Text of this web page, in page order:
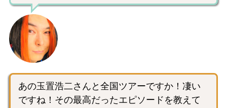
あの玉置浩二さんと全国ツアーですか！凄い
ですね！その最高だったエピソードを教えて